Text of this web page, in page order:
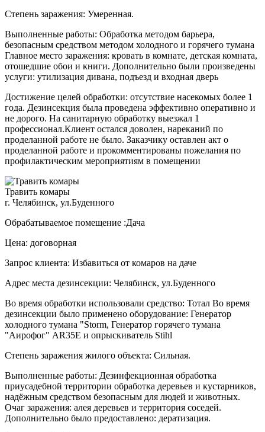
Степень заражения: Умеренная.
Выполненные работы: Обработка методом барьера,
безопасным средством методом холодного и горячего тумана
Главное место заражения: кровать в комнате, детская комната,
отошедшие обои и книги. Дополнительно были произведены
услуги: утилизация дивана, подъезд и входная дверь
Достижение целей обработки: отсутствие насекомых более 1
года. Дезинсекция была проведена эффективно оперативно и
не дорого. На санитарную обработку выезжал 1
профессионал.Клиент остался доволен, нареканий по
проделанной работе не было. Заказчику оставлен акт о
проделанной работе и прокомментированы пожелания по
профилактическим мероприятиям в помещении
Травить комары
г. Челябинск, ул.Буденного
Обрабатываемое помещение :Дача
Цена: договорная
Запрос клиента: Избавиться от комаров на даче
Адрес места дезинсекции: Челябинск, ул.Буденного
Во время обработки использовали средство: Тотал Во время
дезинсекции было применено оборудование: Генератор
холодного тумана "Storm, Генератор горячего тумана
"Аирофог" AR35E и опрыскиватель Stihl
Степень заражения жилого объекта: Сильная.
Выполненные работы: Дезинфекционная обработка
приусадебной территории обработка деревьев и кустарников,
надёжным средством безопасным для людей и животных.
Очаг заражения: алея деревьев и территория соседей.
Дополнительно было предоставлено: дератизация.